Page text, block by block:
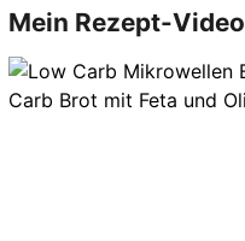
Mein Rezept-Video